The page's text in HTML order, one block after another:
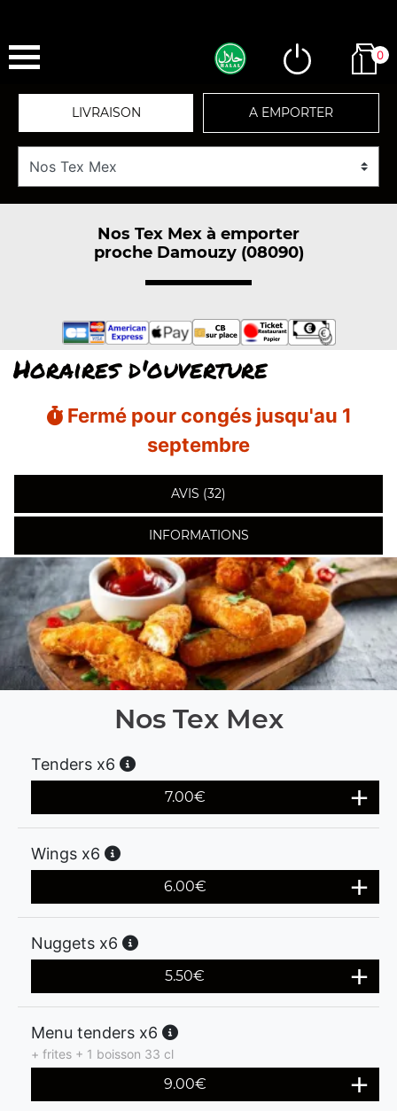
0
LIVRAISON A EMPORTER
Nos Tex Mex à emporter
proche Damouzy (08090)
Horaires d'ouverture
Fermé pour congés jusqu'au 1
septembre
AVIS (32)
INFORMATIONS
Nos Tex Mex
Tenders x6
7.00€
Wings x6
6.00€
Nuggets x6
5.50€
Menu tenders x6
+ frites + 1 boisson 33 cl
9.00€